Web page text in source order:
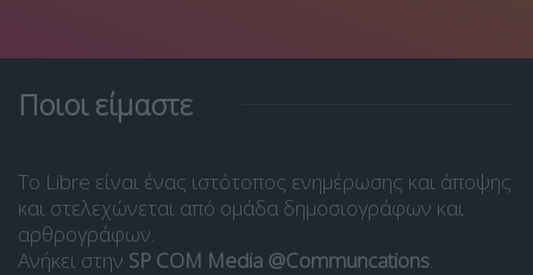
Ποιοι είμαστε
Το Libre είναι ένας ιστότοπος ενημέρωσης και άποψης
και στελεχώνεται από ομάδα δημοσιογράφων και
αρθρογράφων.
Ανήκει στην SP COM Media @Communcations.